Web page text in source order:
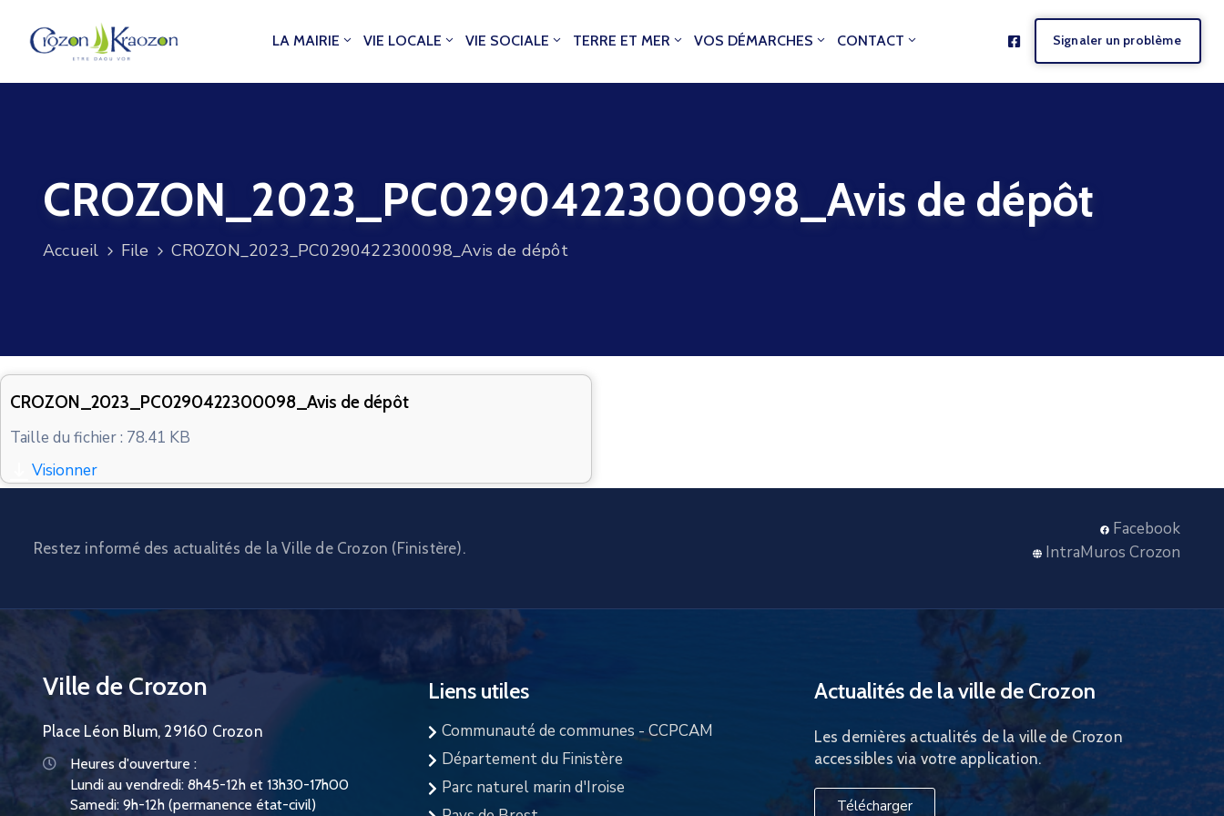
LA MAIRIE VIE LOCALE VIE SOCIALE TERRE ET MER VOS DÉMARCHES CONTACT Signaler un problème
CROZON_2023_PC0290422300098_Avis de dépôt
Accueil File CROZON_2023_PC0290422300098_Avis de dépôt
CROZON_2023_PC0290422300098_Avis de dépôt
Taille du fichier : 78.41 KB
Visionner
Restez informé des actualités de la Ville de Crozon (Finistère).
Facebook
IntraMuros Crozon
Ville de Crozon
Place Léon Blum, 29160 Crozon
Heures d'ouverture :
Lundi au vendredi: 8h45-12h et 13h30-17h00
Samedi: 9h-12h (permanence état-civil)
Liens utiles
Communauté de communes - CCPCAM
Département du Finistère
Parc naturel marin d'Iroise
Actualités de la ville de Crozon
Les dernières actualités de la ville de Crozon
accessibles via votre application.
Télécharger